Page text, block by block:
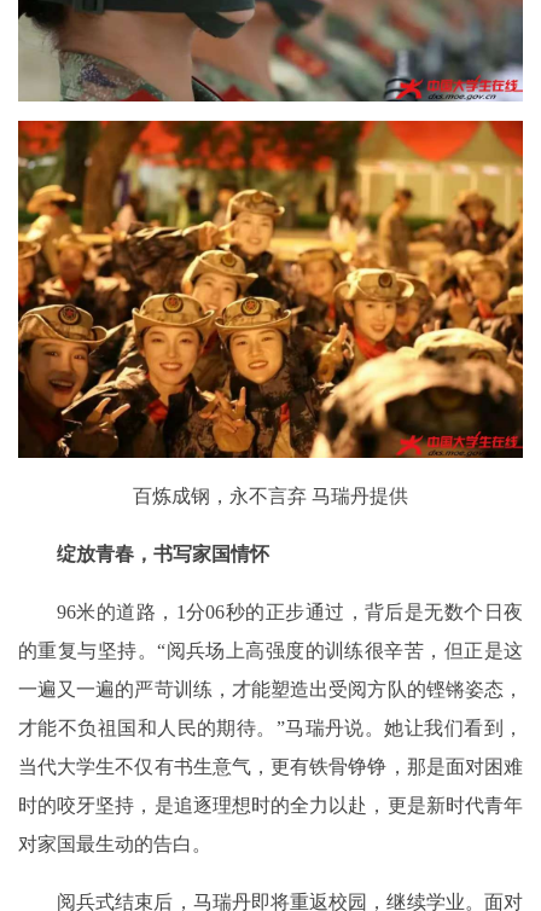
百炼成钢，永不言弃 马瑞丹提供
绽放青春，书写家国情怀
96米的道路，1分06秒的正步通过，背后是无数个日夜
的重复与坚持。“阅兵场上高强度的训练很辛苦，但正是这
一遍又一遍的严苛训练，才能塑造出受阅方队的铿锵姿态，
才能不负祖国和人民的期待。”马瑞丹说。她让我们看到，
当代大学生不仅有书生意气，更有铁骨铮铮，那是面对困难
时的咬牙坚持，是追逐理想时的全力以赴，更是新时代青年
对家国最生动的告白。
阅兵式结束后，马瑞丹即将重返校园，继续学业。面对